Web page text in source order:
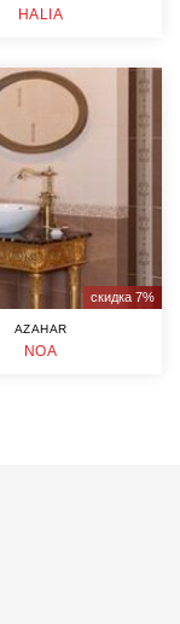
HALIA
скидка 7%
AZAHAR
NOA